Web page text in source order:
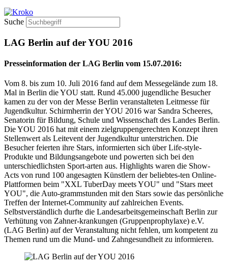
Suche
LAG Berlin auf der YOU 2016
Presseinformation der LAG Berlin vom 15.07.2016:
Vom 8. bis zum 10. Juli 2016 fand auf dem Messegelände zum 18.
Mal in Berlin die YOU statt. Rund 45.000 jugendliche Besucher
kamen zu der von der Messe Berlin veranstalteten Leitmesse für
Jugendkultur. Schirmherrin der YOU 2016 war Sandra Scheeres,
Senatorin für Bildung, Schule und Wissenschaft des Landes Berlin.
Die YOU 2016 hat mit einem zielgruppengerechten Konzept ihren
Stellenwert als Leitevent der Jugendkultur unterstrichen. Die
Besucher feierten ihre Stars, informierten sich über Life-style-
Produkte und Bildungsangebote und powerten sich bei den
unterschiedlichsten Sport-arten aus. Highlights waren die Show-
Acts von rund 100 angesagten Künstlern der beliebtes-ten Online-
Plattformen beim "XXL TuberDay meets YOU" und "Stars meet
YOU", die Auto-grammstunden mit den Stars sowie das persönliche
Treffen der Internet-Community auf zahlreichen Events.
Selbstverständlich durfte die Landesarbeitsgemeinschaft Berlin zur
Verhütung von Zahner-krankungen (Gruppenprophylaxe) e.V.
(LAG Berlin) auf der Veranstaltung nicht fehlen, um kompetent zu
Themen rund um die Mund- und Zahngesundheit zu informieren.